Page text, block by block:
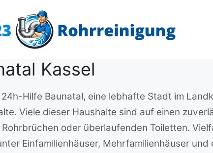
Kassel
Hilfe Baunatal, eine lebhafte Stadt im
Viele dieser Haushalte sind auf einen
oder überlaufenden Toiletten.
Einfamilienhäuser, Mehrfamilienhäuser und